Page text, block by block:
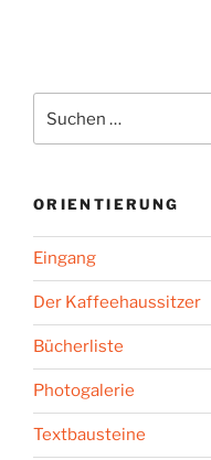
nach:
ORIENTIERUNG
Eingang
Der Kaffeehaussitzer
Bücherliste
Photogalerie
Textbausteine